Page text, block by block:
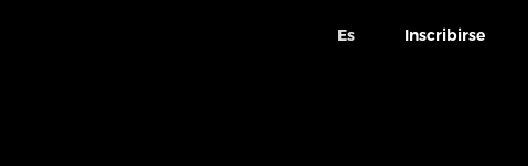
Es Inscribirse